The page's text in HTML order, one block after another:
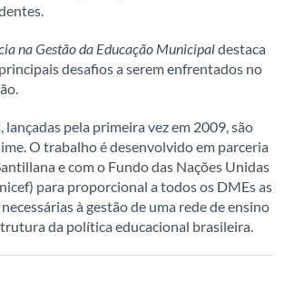
na Gestão da Educação Municipaldestaca
desafios a serem enfrentados no
lançadas pela primeira vez em 2009, são
O trabalho é desenvolvido em parceria
e com o Fundo das Nações Unidas
para proporcional a todos os DMEs as
à gestão de uma rede de ensino
da política educacional brasileira.